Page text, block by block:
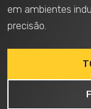
em ambientes
precisão.